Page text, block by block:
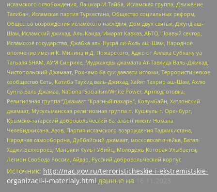
исламского освобождения, Лашкар-И-Тайба, Исламская группа, Движение
Талибан, Исламская партия Туркестана, Общество социальных реформ,
Общество возрождения исламского наследия, Дом двух святых, Джунд аш-
Шам, Исламский джихад, Аль-Каида, Имарат Кавказ, АБТО, Правый сектор,
Исламское государство, Джабха аль-Нусра ли-Ахль аш-Шам, Народное
ополчение имени К. Минина и Д. Пожарского, Аджр от Аллаха Субхану уа
Тагьаля SHAM, АУМ Синрике, Муджахеды джамаата Ат-Тавхида Валь-Джихад,
Чистопольский Джамаат, Рохнамо ба суи давлати исломи, Террористическое
сообщество Сеть, Катиба Таухид валь-Джихад, Хайят Тахрир аш-Шам, Ахлю
Сунна Валь Джамаа, National Socialism/White Power, Артподготовка,
Религиозная группа “Джамаат “Красный пахарь”, Колумбайн, Хатлонский
джамаат, Мусульманская религиозная группа п. Кушкуль г. Оренбург,
Крымско-татарский добровольческий батальон имени Номана
Челебиджихана, Азов, Партия исламского возрождения Таджикистана,
Народная самооборона, Дуббайский джамаат, московская ячейка, Батал-
Хаджи Белхороев, Маньяки Культ Убийц, Молодёжь Которая Улыбается,
Легион Свобода России, Айдар, Русский добровольческий корпус
Источник: http://nac.gov.ru/terroristicheskie-i-ekstremistskie-
organizacii-i-materialy.html данные на